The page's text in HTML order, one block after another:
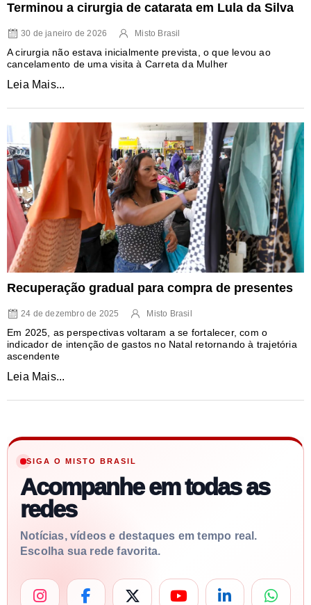
Terminou a cirurgia de catarata em Lula da Silva
30 de janeiro de 2026 Misto Brasil
A cirurgia não estava inicialmente prevista, o que levou ao
cancelamento de uma visita à Carreta da Mulher
Leia Mais...
Recuperação gradual para compra de presentes
24 de dezembro de 2025 Misto Brasil
Em 2025, as perspectivas voltaram a se fortalecer, com o
indicador de intenção de gastos no Natal retornando à trajetória
ascendente
Leia Mais...
SIGA O MISTO BRASIL
Acompanhe em todas as
redes
Notícias, vídeos e destaques em tempo real.
Escolha sua rede favorita.